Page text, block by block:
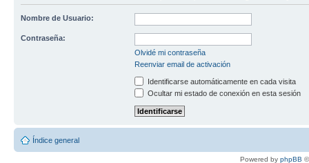
Nombre de Usuario:
Contraseña:
Olvidé mi contraseña
Reenviar email de activación
Identificarse automáticamente en cada visita
Ocultar mi estado de conexión en esta sesión
Índice general
Powered by phpBB